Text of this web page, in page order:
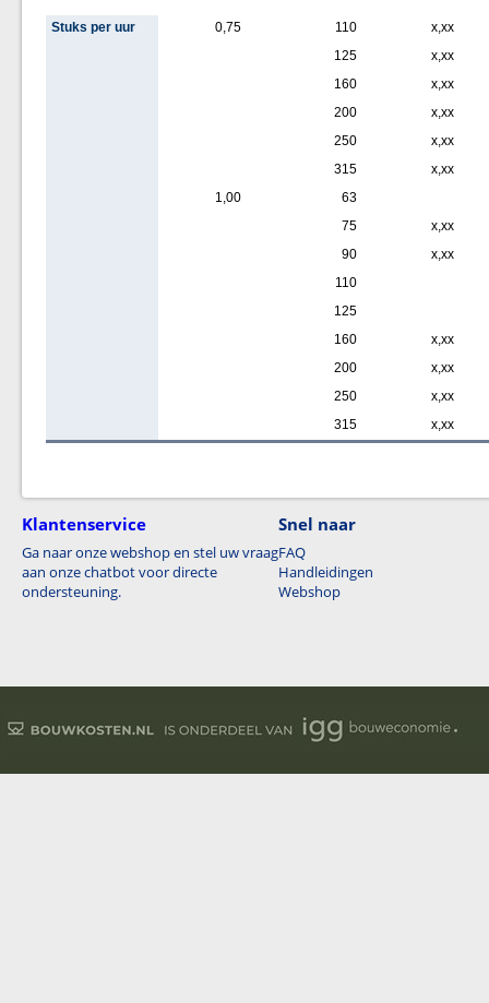
Stuks per uur 0,75 110
x,xx
125
x,xx
160
x,xx
200
x,xx
250
x,xx
315
x,xx
1,00
63
75
x,xx
90
x,xx
110
125
160
x,xx
200
x,xx
250
x,xx
315
x,xx
Klantenservice
Ga naar onze webshop en stel uw vraag
aan onze chatbot voor directe
ondersteuning.
Snel naar
FAQ
Handleidingen
Webshop